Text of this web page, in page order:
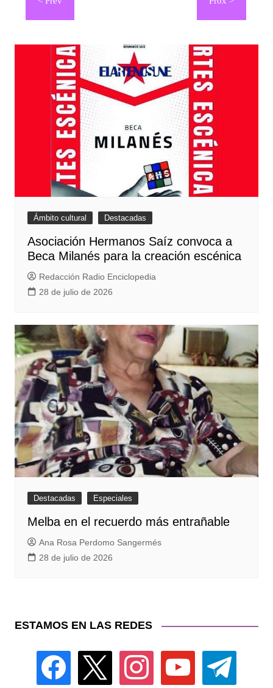
entradas
Ámbito cultural Destacadas
Asociación Hermanos Saíz convoca a
Beca Milanés para la creación escénica
Redacción Radio Enciclopedia
28 de julio de 2026
Destacadas Especiales
Melba en el recuerdo más entrañable
Ana Rosa Perdomo Sangermés
28 de julio de 2026
ESTAMOS EN LAS REDES
facebook instagram youtube telegram